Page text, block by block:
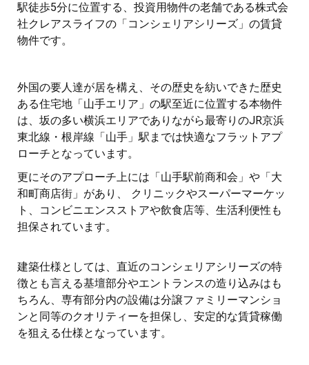
駅徒歩5分に位置する、投資用物件の老舗である株式会
社クレアスライフの「コンシェリアシリーズ」の賃貸
物件です。
外国の要人達が居を構え、その歴史を紡いできた歴史
ある住宅地「山手エリア」の駅至近に位置する本物件
は、坂の多い横浜エリアでありながら最寄りのJR京浜
東北線・根岸線「山手」駅までは快適なフラットアプ
ローチとなっています。
更にそのアプローチ上には「山手駅前商和会」や「大
和町商店街」があり、 クリニックやスーパーマーケッ
ト、コンビニエンスストアや飲食店等、生活利便性も
担保されています。
建築仕様としては、直近のコンシェリアシリーズの特
徴とも言える基壇部分やエントランスの造り込みはも
ちろん、専有部分内の設備は分譲ファミリーマンショ
ンと同等のクオリティーを担保し、安定的な賃貸稼働
を狙える仕様となっています。